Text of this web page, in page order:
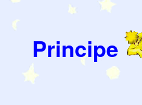
Principe